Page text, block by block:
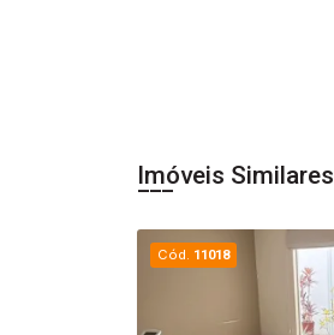
Imóveis Similares
Cód. 11018